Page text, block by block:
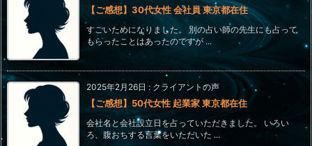
【ご感想】30代女性 会社員 東京都在住
すごいためになりました。 別の占い師の先生にも占って
もらったことはあったのですが ...
2025年2月26日 : クライアントの声
【ご感想】50代女性 起業家 東京都在住
会社名と会社設立日を占っていただきました。 いろい
ろ、腹おちする言葉をいただいた ...